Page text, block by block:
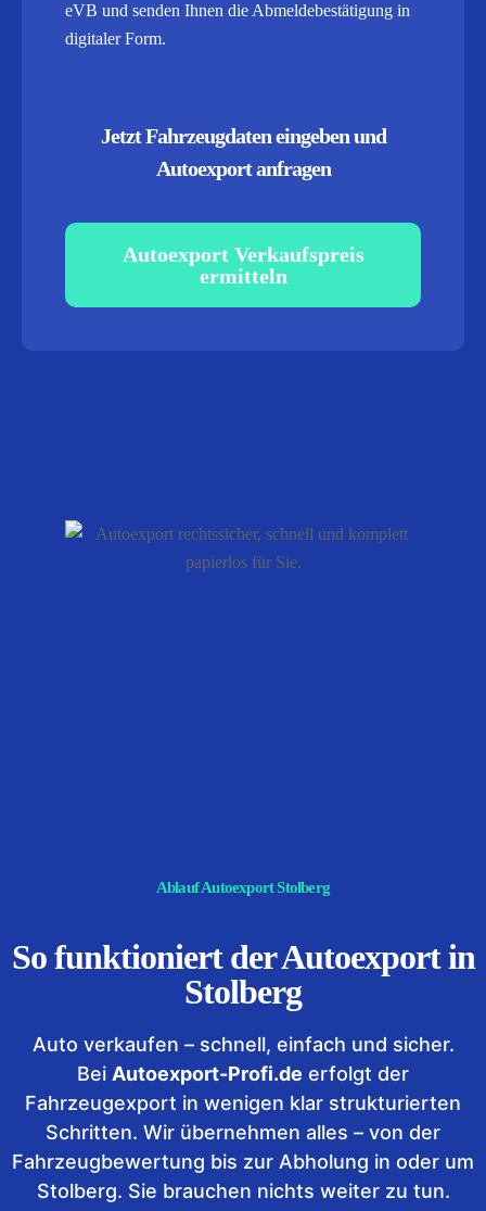
eVB und senden Ihnen die Abmeldebestätigung in
digitaler Form.
Jetzt Fahrzeugdaten eingeben und
Autoexport anfragen
Autoexport Verkaufspreis
ermitteln
Ablauf Autoexport Stolberg
So funktioniert der Autoexport in
Stolberg
Auto verkaufen – schnell, einfach und sicher.
Bei Autoexport-Profi.de erfolgt der
Fahrzeugexport in wenigen klar strukturierten
Schritten. Wir übernehmen alles – von der
Fahrzeugbewertung bis zur Abholung in oder um
Stolberg. Sie brauchen nichts weiter zu tun.